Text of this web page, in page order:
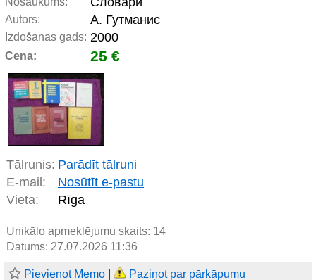
Autors: А. Гутманис
Izdošanas gads: 2000
Cena: 25 €
Tālrunis: Parādīt tālruni
E-mail:
Nosūtīt e-pastu
Vieta:
Rīga
Unikālo apmeklējumu skaits: 14
Datums: 27.07.2026 11:36
Pievienot Memo Paziņot par pārkāpumu